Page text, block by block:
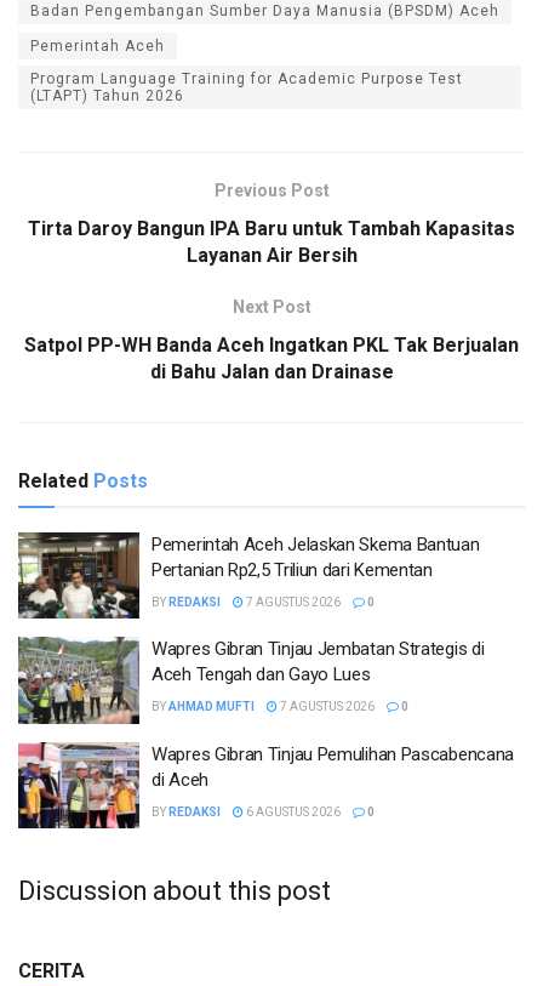
Badan Pengembangan Sumber Daya Manusia (BPSDM) Aceh
Pemerintah Aceh
Program Language Training for Academic Purpose Test
(LTAPT) Tahun 2026
Previous Post
Tirta Daroy Bangun IPA Baru untuk Tambah Kapasitas
Layanan Air Bersih
Next Post
Satpol PP-WH Banda Aceh Ingatkan PKL Tak Berjualan
di Bahu Jalan dan Drainase
Related Posts
Pemerintah Aceh Jelaskan Skema Bantuan
Pertanian Rp2,5 Triliun dari Kementan
BY REDAKSI 7 AGUSTUS 2026 0
Wapres Gibran Tinjau Jembatan Strategis di
Aceh Tengah dan Gayo Lues
BYAHMAD MUFTI 7 AGUSTUS 2026 0
Wapres Gibran Tinjau Pemulihan Pascabencana
di Aceh
BY REDAKSI 6 AGUSTUS 2026 0
Discussion about this post
CERITA